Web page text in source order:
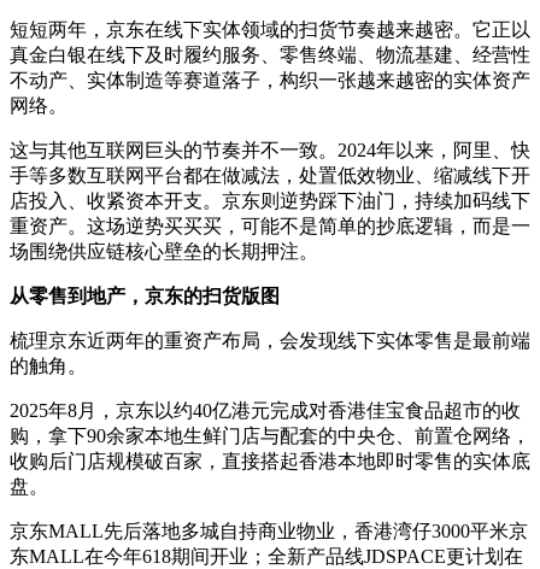
短短两年，京东在线下实体领域的扫货节奏越来越密。它正以
真金白银在线下及时履约服务、零售终端、物流基建、经营性
不动产、实体制造等赛道落子，构织一张越来越密的实体资产
网络。
这与其他互联网巨头的节奏并不一致。2024年以来，阿里、快
手等多数互联网平台都在做减法，处置低效物业、缩减线下开
店投入、收紧资本开支。京东则逆势踩下油门，持续加码线下
重资产。这场逆势买买买，可能不是简单的抄底逻辑，而是一
场围绕供应链核心壁垒的长期押注。
从零售到地产，京东的扫货版图
梳理京东近两年的重资产布局，会发现线下实体零售是最前端
的触角。
2025年8月，京东以约40亿港元完成对香港佳宝食品超市的收
购，拿下90余家本地生鲜门店与配套的中央仓、前置仓网络，
收购后门店规模破百家，直接搭起香港本地即时零售的实体底
盘。
京东MALL先后落地多城自持商业物业，香港湾仔3000平米京
东MALL在今年618期间开业；全新产品线JDSPACE更计划在